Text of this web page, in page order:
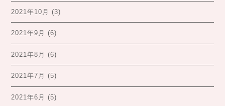
2021年10月 (3)
2021年9月 (6)
2021年8月 (6)
2021年7月 (5)
2021年6月 (5)